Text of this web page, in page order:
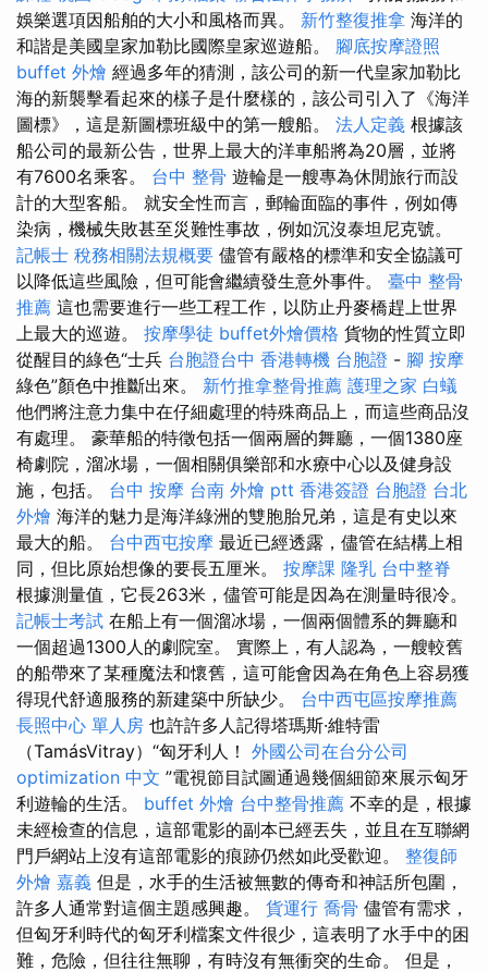
娛樂選項因船舶的大小和風格而異。 新竹整復推拿 海洋的
和諧是美國皇家加勒比國際皇家巡遊船。 腳底按摩證照
buffet 外燴 經過多年的猜測，該公司的新一代皇家加勒比
海的新襲擊看起來的樣子是什麼樣的，該公司引入了《海洋
圖標》，這是新圖標班級中的第一艘船。 法人定義 根據該
船公司的最新公告，世界上最大的洋車船將為20層，並將
有7600名乘客。 台中 整骨 遊輪是一艘專為休閒旅行而設
計的大型客船。 就安全性而言，郵輪面臨的事件，例如傳
染病，機械失敗甚至災難性事故，例如沉沒泰坦尼克號。
記帳士 稅務相關法規概要 儘管有嚴格的標準和安全協議可
以降低這些風險，但可能會繼續發生意外事件。 臺中 整骨
推薦 這也需要進行一些工程工作，以防止丹麥橋趕上世界
上最大的巡遊。 按摩學徒 buffet外燴價格 貨物的性質立即
從醒目的綠色“士兵 台胞證台中 香港轉機 台胞證 - 腳 按摩
綠色”顏色中推斷出來。 新竹推拿整骨推薦 護理之家 白蟻
他們將注意力集中在仔細處理的特殊商品上，而這些商品沒
有處理。 豪華船的特徵包括一個兩層的舞廳，一個1380座
椅劇院，溜冰場，一個相關俱樂部和水療中心以及健身設
施，包括。 台中 按摩 台南 外燴 ptt 香港簽證 台胞證 台北
外燴 海洋的魅力是海洋綠洲的雙胞胎兄弟，這是有史以來
最大的船。 台中西屯按摩 最近已經透露，儘管在結構上相
同，但比原始想像的要長五厘米。 按摩課 隆乳 台中整脊
根據測量值，它長263米，儘管可能是因為在測量時很冷。
記帳士考試 在船上有一個溜冰場，一個兩個體系的舞廳和
一個超過1300人的劇院室。 實際上，有人認為，一艘較舊
的船帶來了某種魔法和懷舊，這可能會因為在角色上容易獲
得現代舒適服務的新建築中所缺少。 台中西屯區按摩推薦
長照中心 單人房 也許許多人記得塔瑪斯·維特雷
（TamásVitray）“匈牙利人！ 外國公司在台分公司
optimization 中文 ”電視節目試圖通過幾個細節來展示匈牙
利遊輪的生活。 buffet 外燴 台中整骨推薦 不幸的是，根據
未經檢查的信息，這部電影的副本已經丟失，並且在互聯網
門戶網站上沒有這部電影的痕跡仍然如此受歡迎。 整復師
外燴 嘉義 但是，水手的生活被無數的傳奇和神話所包圍，
許多人通常對這個主題感興趣。 貨運行 喬骨 儘管有需求，
但匈牙利時代的匈牙利檔案文件很少，這表明了水手中的困
難，危險，但往往無聊，有時沒有無衝突的生命。 但是，